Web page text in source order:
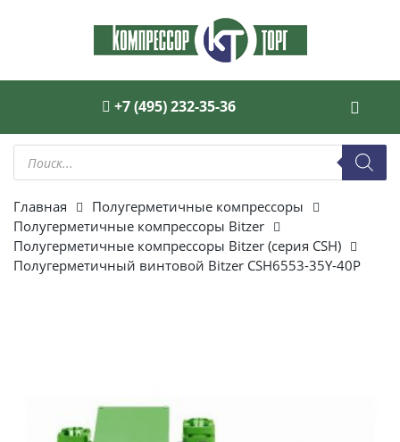
+7 (495) 232-35-36
Поиск
товаров
Главная
Полугерметичные компрессоры
Полугерметичные компрессоры Bitzer
Полугерметичные компрессоры Bitzer (серия CSH)
Полугерметичный винтовой Bitzer CSH6553-35Y-40P